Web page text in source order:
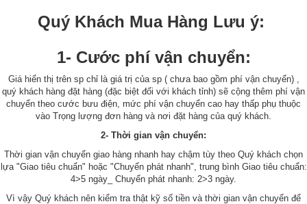
Quý Khách Mua Hàng Lưu ý:
1- Cước phí vận chuyển:
Giá hiển thị trên sp chỉ là giá trị của sp ( chưa bao gồm phí vận chuyển) ,
quý khách hàng đặt hàng (đặc biệt đối với khách tỉnh) sẽ cộng thêm phí vận
chuyển theo cước bưu điện, mức phí vận chuyển cao hay thấp phụ thuộc
vào Trọng lượng đơn hàng và nơi đặt hàng của quý khách.
2- Thời gian vận chuyển:
Thời gian vận chuyển giao hàng nhanh hay chậm tùy theo Quý khách chọn
lựa "Giao tiêu chuẩn" hoặc "Chuyển phát nhanh", trung bình Giao tiêu chuẩn:
4>5 ngày_ Chuyển phát nhanh: 2>3 ngày.
Vì vậy Quý khách nên kiểm tra thật kỹ số tiền và thời gian vận chuyển để